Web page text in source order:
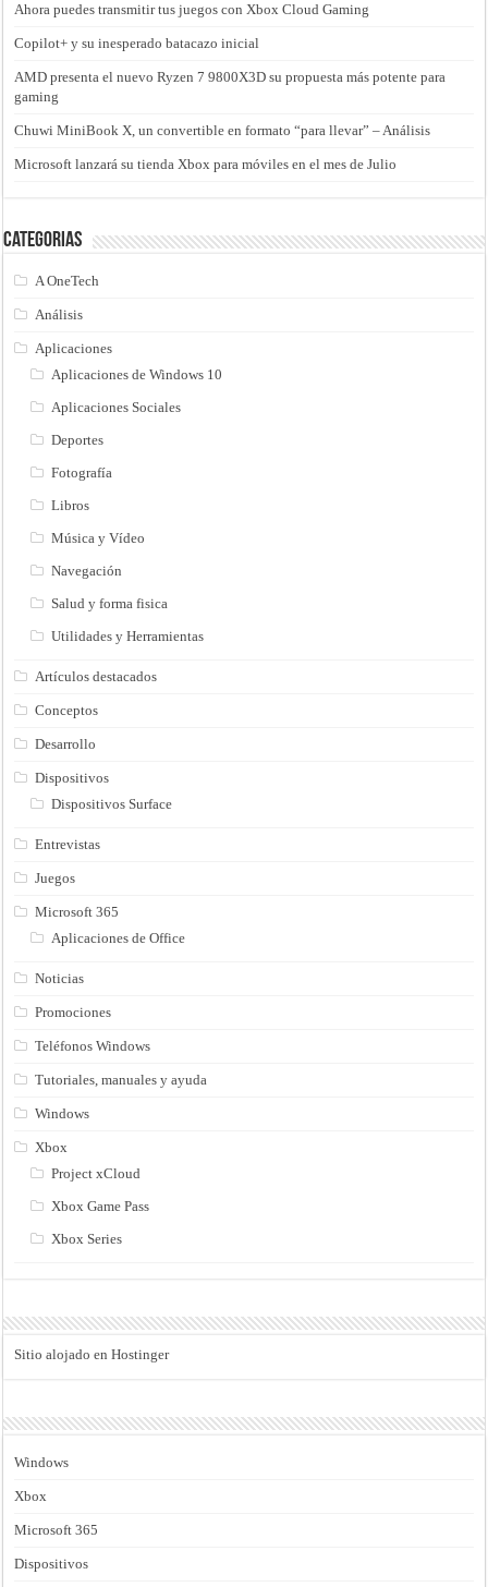
Ahora puedes transmitir tus juegos con Xbox Cloud Gaming
Copilot+ y su inesperado batacazo inicial
AMD presenta el nuevo Ryzen 7 9800X3D su propuesta más potente para
gaming
Chuwi MiniBook X, un convertible en formato “para llevar” – Análisis
Microsoft lanzará su tienda Xbox para móviles en el mes de Julio
Categorias
A OneTech
Análisis
Aplicaciones
Aplicaciones de Windows 10
Aplicaciones Sociales
Deportes
Fotografía
Libros
Música y Vídeo
Navegación
Salud y forma fisica
Utilidades y Herramientas
Artículos destacados
Conceptos
Desarrollo
Dispositivos
Dispositivos Surface
Entrevistas
Juegos
Microsoft 365
Aplicaciones de Office
Noticias
Promociones
Teléfonos Windows
Tutoriales, manuales y ayuda
Windows
Xbox
Project xCloud
Xbox Game Pass
Xbox Series
Sitio alojado en Hostinger
Windows
Xbox
Microsoft 365
Dispositivos